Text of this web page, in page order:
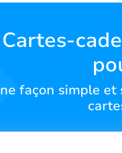
Cartes-
façon simple